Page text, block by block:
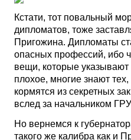
Кстати, тот повальный
дипломатов, тоже
Пригожина. Дипломаты
опасных профессий, ибо
вещи, которые указывают
плохое, многие знают
кормятся из секретных
вслед за начальником
Но вернемся к
такого же калибра как и